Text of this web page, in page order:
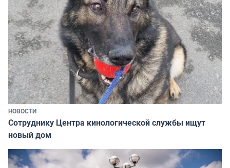
НОВОСТИ
Сотруднику Центра кинологической службы ищут
новый дом